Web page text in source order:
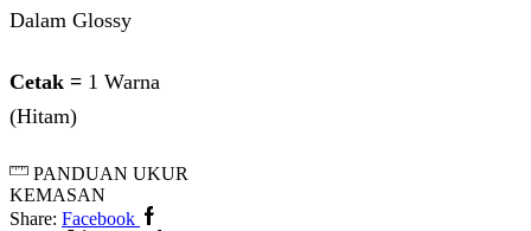
Dalam Glossy
Cetak = 1 Warna
(Hitam)
PANDUAN UKUR
KEMASAN
Share: Facebook